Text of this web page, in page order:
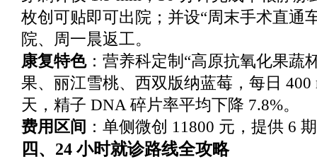
枚创可贴即可出院；并设“周末手术直通
院、周一晨返工。
康复特色：营养科定制“高原抗氧化果蔬
果、丽江雪桃、西双版纳蓝莓，每日 400
天，精子 DNA 碎片率平均下降 7.8%。
费用区间 ：单侧微创 11800 元，提供 6
四、24 小时就诊路线全攻略